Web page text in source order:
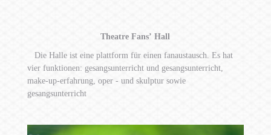
Theatre Fans’ Hall
Die Halle ist eine plattform für einen fanaustausch. Es hat
vier funktionen: gesangsunterricht und gesangsunterricht,
make-up-erfahrung, oper - und skulptur sowie
gesangsunterricht